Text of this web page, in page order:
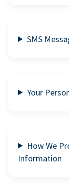
SMS
Your
How We
Information